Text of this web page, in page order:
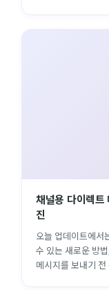
채널용 다이렉트
진
오늘 업데이트에서
수 있는 새로운 방
메시지를 보내기